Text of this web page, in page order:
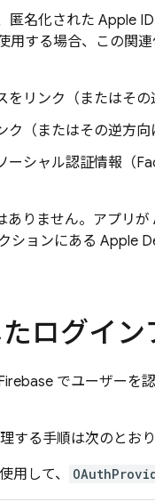
匿名化された Apple
用する場合、この関
をリンク（またはその
（またはその逆方向
ーシャル認証情報（
ありません。アプリ
ションにある Apple
たログイ
でユーザー
する手順は次のとおり
用して、